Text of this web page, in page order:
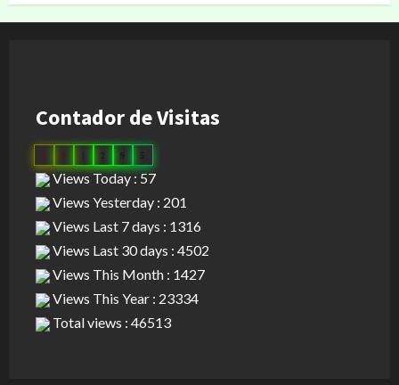
Contador de Visitas
0 3 1 9 5
Views Today : 57
Views Yesterday : 201
Views Last 7 days : 1316
Views Last 30 days : 4502
Views This Month : 1427
Views This Year : 23334
Total views : 46513